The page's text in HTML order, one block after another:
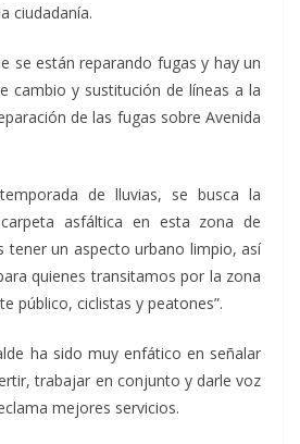
ciudadanía.
se están reparando fugas y hay un
cambio y sustitución de líneas a la
de las fugas sobre Avenida
de lluvias, se busca la
asfáltica en esta zona de
tener un aspecto urbano limpio, así
quienes transitamos por la zona
público, ciclistas y peatones”.
ha sido muy enfático en señalar
trabajar en conjunto y darle voz
mejores servicios.